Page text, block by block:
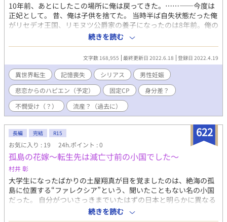
10年前、あとにしたこの場所に俺は戻ってきた。……――今度は
正妃として。 昔、俺は子供を捨てた。 当時半ば自失状態だった俺
がリセデオ王国、リモヌツ公爵家の養子になったのは8年前。俺の
実の母親が大国の王族だったと知ったのと同時だった。 母のこと
を愛している公爵が、自分の子供である可能性の高い俺を探して
いたのだという。 今更。そうは思いながらも俺は、可能な限り愛
情を注いでくれる公爵の元で貴族としての教育を受け、立ち直っ
てきた矢先、謝る公爵に頼まれ、隣国ニアディスレの王室へと嫁
ぐことになる。 そこは10年前にまだ幼かった我が子を連れて行く
こともできずに一人、自分だけで去ることになった、当時、俺が
国王の愛妾として過ごしていた場所だった。 10年前。突然、記憶
を失った国王ルスフォルから受け入れられずに離れざるを得なか
た国王と再び愛を育む話。 12歳の息子を添えて。 になる予定で
す。 ・いつもの。 ・他の異世界話と同じ世界観。主人公はまたし
てもリオルの息子。（フィリスの兄弟） ・概ねドシリアスの予
定。 ・第二章が過去編。 ・ぶっちゃけプロローグの冒頭一文書き
たかっただけ。（出オチ。 ・残りは全部後付けの見切り発車。 ・
短編で終わらせたい……なぁ……（希望） ・男女関係なく子供が
産める魔法とかある異世界が舞台。 ・R18描写があるお話にはタ
イトルの頭に*を付けます。 ・言い訳というか解説というかは近況
ボード「突発短編」のコメントをどうぞ。 ・感想と返信にはネタ
バレと解説しかありませんのでご注意ください。むしろ今ただの
続きを読む
文字数 168,955 最終更新日 2022.6.18 登録日 2022.4.19
異世界転生 記憶喪失 シリアス
男性妊娠
悲恋からのハピエン（予定）
固定CP
身分差？
不憫受け（？）
流産？（過去に）
622
長編 完結 R15
お気に入り : 19 24h.ポイント : 0
孤島の花嫁～転生先は滅亡寸前の小国でした～
村井 彰
大学生になったばかりの土屋翔真が目を覚ましたのは、絶海の孤
島に位置する“ファレクシア”という、聞いたこともない名の小国
だった。 自分がついさっきまでいたはずの日本と明らかに異なる
雰囲気に、翔真はひどく混乱する。そんな翔真の前に、さらにフ
ァレクシアの王を名乗る男が現れ、とんでもない言葉を告げた。
続きを読む